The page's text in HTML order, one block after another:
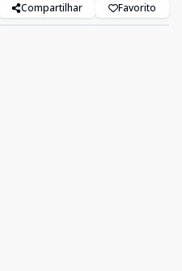
Compartilhar Favorito